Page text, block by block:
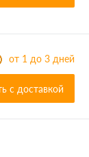
от 1 до 3 дней
c доставкой